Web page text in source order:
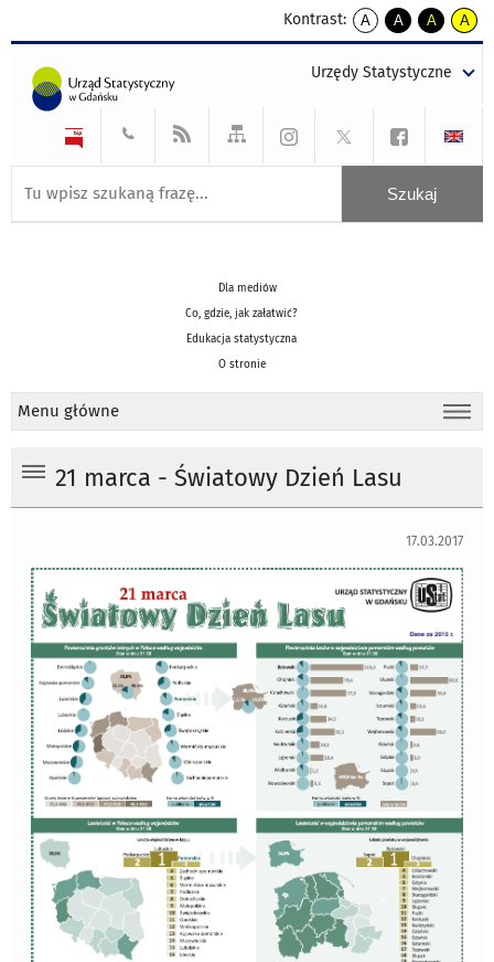
Kontrast:
A
kontrast
A
kontrast
tekst
czarnym
A
kontrast
tekst
czarnym
A
tekst
żółtym
Urzędy Statystyczne
Dla mediów
Co, gdzie, jak załatwić?
Edukacja statystyczna
O stronie
Menu główne
21 marca - Światowy Dzień Lasu
17.03.2017